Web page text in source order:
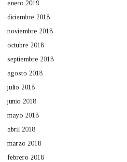
enero 2019
diciembre 2018
noviembre 2018
octubre 2018
septiembre 2018
agosto 2018
julio 2018
junio 2018
mayo 2018
abril 2018
marzo 2018
febrero 2018